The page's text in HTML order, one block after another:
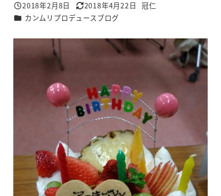
投稿日
2018年2月8日
更新日
2018年4月22日
著
冠仁
カテゴリー
カンムリプロデュースブログ